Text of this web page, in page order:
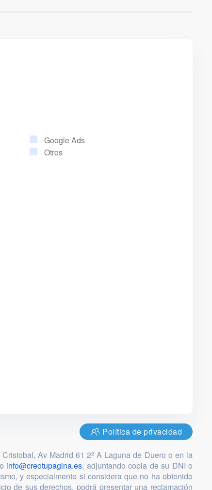
Google Ads
Otros
Política de privacidad
Av Madrid 61 2º A Laguna de Duero o en la
info@creotupagina.es, adjuntando copia de su DNI o
y especialmente si considera que no ha obtenido
de sus derechos, podrá presentar una reclamación